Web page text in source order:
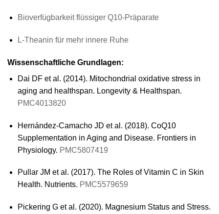
Bioverfügbarkeit flüssiger Q10-Präparate
L-Theanin für mehr innere Ruhe
Wissenschaftliche Grundlagen:
Dai DF et al. (2014). Mitochondrial oxidative stress in
aging and healthspan. Longevity & Healthspan.
PMC4013820
Hernández-Camacho JD et al. (2018). CoQ10
Supplementation in Aging and Disease. Frontiers in
Physiology. PMC5807419
Pullar JM et al. (2017). The Roles of Vitamin C in Skin
Health. Nutrients. PMC5579659
Pickering G et al. (2020). Magnesium Status and Stress.